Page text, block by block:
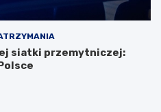
siatki przemytniczej: